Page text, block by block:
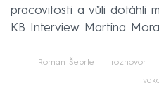
pracovitosti a vůli dotáhli
KB Interview Martina
Roman Šebrle rozhovor